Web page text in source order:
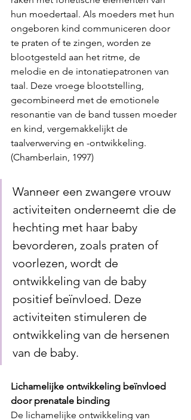
hun moedertaal. Als moeders met hun
ongeboren kind communiceren door
te praten of te zingen, worden ze
blootgesteld aan het ritme, de
melodie en de intonatiepatronen van
taal. Deze vroege blootstelling,
gecombineerd met de emotionele
resonantie van de band tussen moeder
en kind, vergemakkelijkt de
taalverwerving en -ontwikkeling.
(Chamberlain, 1997)
Wanneer een zwangere vrouw
activiteiten onderneemt die de
hechting met haar baby
bevorderen, zoals praten of
voorlezen, wordt de
ontwikkeling van de baby
positief beïnvloed. Deze
activiteiten stimuleren de
ontwikkeling van de hersenen
van de baby.
Lichamelijke ontwikkeling beïnvloed
door prenatale binding
De lichamelijke ontwikkeling van